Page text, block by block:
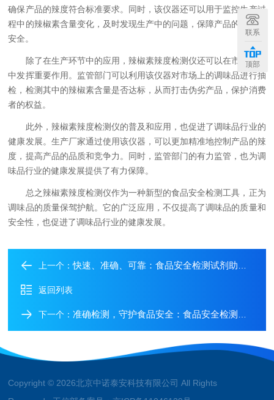
确保产品的辣度符合标准要求。同时，该仪器还可以用于监控生产过
程中的辣椒素含量变化，及时发现生产中的问题，保障产品的质量和
安全。
除了在生产环节中的应用，辣椒素辣度检测仪还可以在市场监管
中发挥重要作用。监管部门可以利用该仪器对市场上的调味品进行抽
检，检测其中的辣椒素含量是否达标，从而打击伪劣产品，保护消费
者的权益。
此外，辣椒素辣度检测仪的普及和应用，也促进了调味品行业的
健康发展。生产厂家通过使用该仪器，可以更加精准地控制产品的辣
度，提高产品的品质和竞争力。同时，监管部门的有力监管，也为调
味品行业的健康发展提供了有力保障。
总之辣椒素辣度检测仪作为一种新型的食品安全检测工具，正为
调味品的质量保驾护航。它的广泛应用，不仅提高了调味品的质量和
安全性，也促进了调味品行业的健康发展。
上一个：快速、准确、可靠：食品安全检测试剂助力食品安全监管
返回列表
下一个：准确检测，守护食品安全：食品安全检测试剂的优势
Copyright © 2026北京中诺泰安科技有限公司 All Rights
联系
顶部